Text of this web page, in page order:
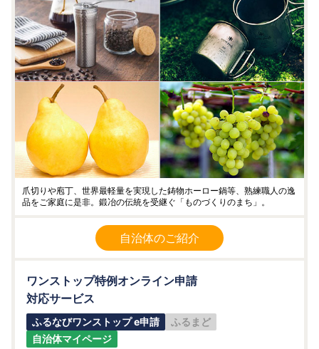
爪切りや庖丁、世界最軽量を実現した鋳物ホーロー鍋等、熟練職人の逸
品をご家庭に是非。鍛冶の伝統を受継ぐ「ものづくりのまち」。
自治体のご紹介
ワンストップ特例オンライン申請
対応サービス
ふるなびワンストップ e申請
ふるまど
自治体マイページ